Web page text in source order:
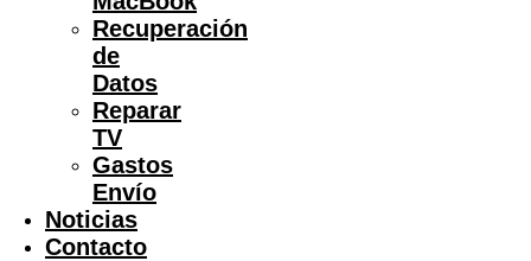
Recuperación
de
Datos
Reparar
TV
Gastos
Envío
Noticias
Contacto